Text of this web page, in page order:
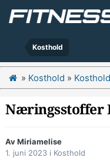
Kosthold
» Kosthold » Kosthold
Næringsstoffer
AvMiriamelise
1. juni 2023 i Kosthold